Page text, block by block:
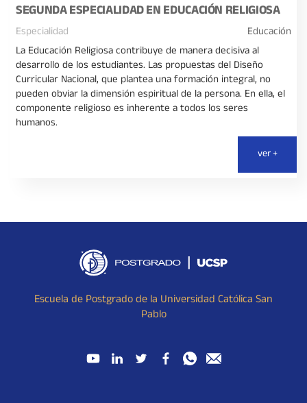
SEGUNDA ESPECIALIDAD EN EDUCACIÓN RELIGIOSA
Especialidad
Educación
La Educación Religiosa contribuye de manera decisiva al
desarrollo de los estudiantes. Las propuestas del Diseño
Curricular Nacional, que plantea una formación integral, no
pueden obviar la dimensión espiritual de la persona. En ella, el
componente religioso es inherente a todos los seres
humanos.
ver +
Escuela de Postgrado de la Universidad Católica San
Pablo